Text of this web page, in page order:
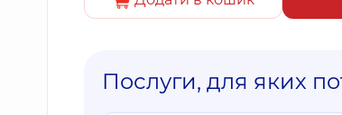
Послуги, для яких